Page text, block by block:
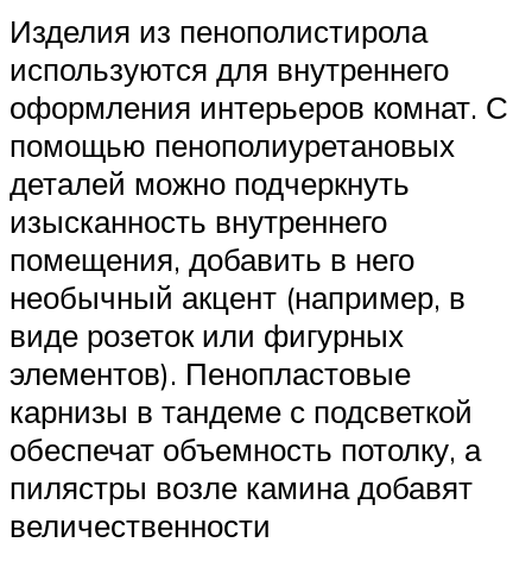
Изделия из пенополистирола
используются для внутреннего
оформления интерьеров комнат. С
помощью пенополиуретановых
деталей можно подчеркнуть
изысканность внутреннего
помещения, добавить в него
необычный акцент (например, в
виде розеток или фигурных
элементов). Пенопластовые
карнизы в тандеме с подсветкой
обеспечат объемность потолку, а
пилястры возле камина добавят
величественности